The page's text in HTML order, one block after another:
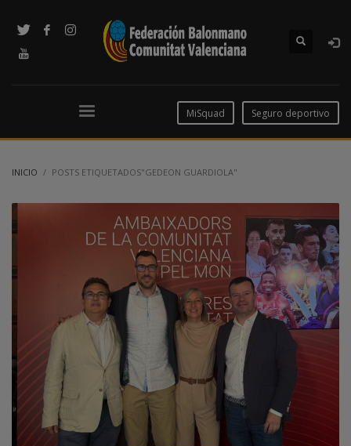
MiSquad Seguro deportivo
INICIO POSTS ETIQUETADOS"GEDEON GUARDIOLA"